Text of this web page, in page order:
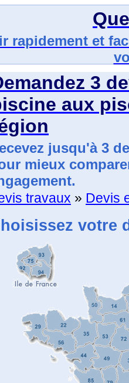
rapidement et
3
aux
jusqu'à 3
mieux
travaux » Devis
votre